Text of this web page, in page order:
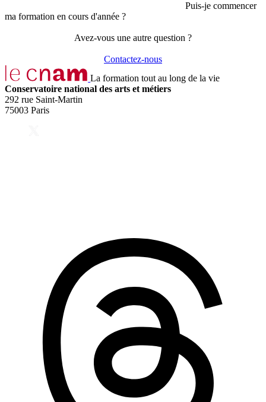
Puis-je commencer
ma formation en cours d'année ?
Avez-vous une autre question ?
Contactez-nous
La formation tout au long de la vie
Conservatoire national des arts et métiers
292 rue Saint-Martin
75003 Paris